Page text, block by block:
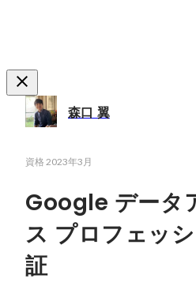
森口 翼
資格 2023年3月
Google データ
ス プロフェッ
証